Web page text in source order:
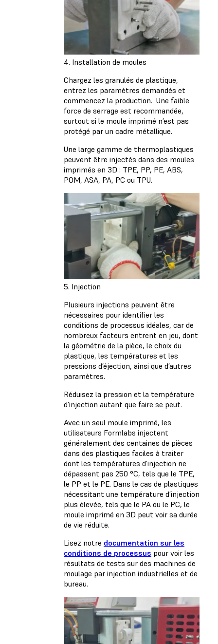
4. Installation de moules
Chargez les granulés de plastique,
entrez les paramètres demandés et
commencez la production. Une faible
force de serrage est recommandée,
surtout si le moule imprimé n’est pas
protégé par un cadre métallique.
Une large gamme de thermoplastiques
peuvent être injectés dans des moules
imprimés en 3D : TPE, PP, PE, ABS,
POM, ASA, PA, PC ou TPU.
5. Injection
Plusieurs injections peuvent être
nécessaires pour identifier les
conditions de processus idéales, car de
nombreux facteurs entrent en jeu, dont
la géométrie de la pièce, le choix du
plastique, les températures et les
pressions d’éjection, ainsi que d’autres
paramètres.
Réduisez la pression et la température
d’injection autant que faire se peut.
Avec un seul moule imprimé, les
utilisateurs Formlabs injectent
généralement des centaines de pièces
dans des plastiques faciles à traiter
dont les températures d’injection ne
dépassent pas 250 °C, tels que le TPE,
le PP et le PE. Dans le cas de plastiques
nécessitant une température d’injection
plus élevée, tels que le PA ou le PC, le
moule imprimé en 3D peut voir sa durée
de vie réduite.
Lisez notre documentation sur les
conditions de processus pour voir les
résultats de tests sur des machines de
moulage par injection industrielles et de
bureau.